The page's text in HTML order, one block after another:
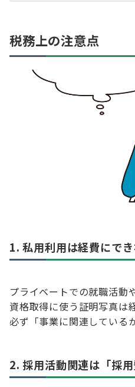
税務上の注意点
1. 私用利用は経費にで
プライベートでの就職活動
資格取得に使う証明写真は
必ず「事業に関連している
2. 採用活動関連は「採